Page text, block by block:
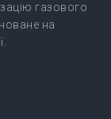
газового
на